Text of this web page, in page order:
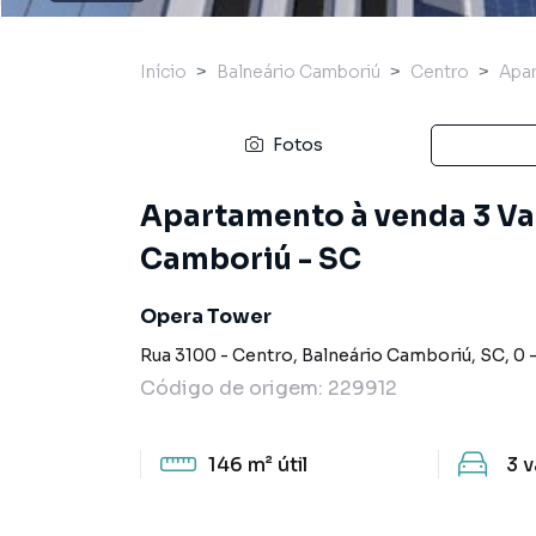
Início Balneário Camboriú Centro
Fotos
Apartamento à venda 3
Camboriú - SC
Opera Tower
Rua 3100 - Centro, Balneário Camboriú, SC, 0 -
Código de origem: 229912
146 m² útil 3